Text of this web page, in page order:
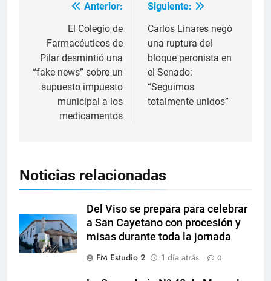
Anterior:
El Colegio de
Farmacéuticos de
Pilar desmintió una
“fake news” sobre un
supuesto impuesto
municipal a los
medicamentos
Siguiente:
Carlos Linares negó
una ruptura del
bloque peronista en
el Senado:
“Seguimos
totalmente unidos”
Noticias relacionadas
Del Viso se prepara para celebrar
a San Cayetano con procesión y
misas durante toda la jornada
FM Estudio 2
1 día atrás 0